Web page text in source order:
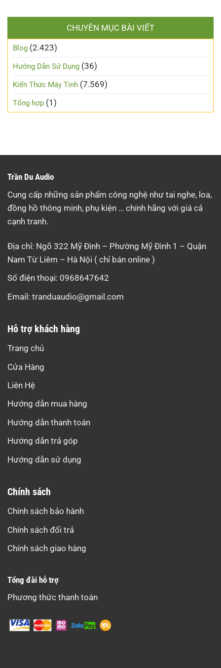
CHUYÊN MỤC BÀI VIẾT
Blog (2.423)
Hướng Dẫn Sử Dụng (36)
Kiến Thức Máy Tính (7.569)
Tổng hợp (1)
Trần Du Audio
Cung cấp những sản phẩm công nghệ như tai nghe, loa,
đồng hồ thông minh, phụ kiện … chính hãng với giá cả
cạnh tranh.
Địa chỉ: Ngõ 322 Mỹ Đình – Phường Mỹ Đình 1 – Quận
Nam Từ Liêm – Hà Nội ( chỉ bán online )
Số điện thoại: 0968647642
Email: tranduaudio@gmail.com
Hỗ trợ khách hàng
Trang chủ
Cửa Hàng
Liên Hệ
Hướng dẫn mua hàng
Hướng dẫn thanh toán
Hướng dẫn trả góp
Hướng dẫn sử dụng
Chính sách
Chính sách bảo hành
Chính sách đổi trả
Chính sách giao hàng
Tổng đài hỗ trợ
Phương thức thanh toán